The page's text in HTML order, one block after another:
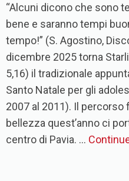
“Alcuni dicono che sono
bene e saranno tempi
tempo!” (S. Agostino,
dicembre 2025 torna
5,16) il tradizionale
Santo Natale per gli
2007 al 2011). Il percorso
bellezza quest’anno ci
centro di Pavia. …